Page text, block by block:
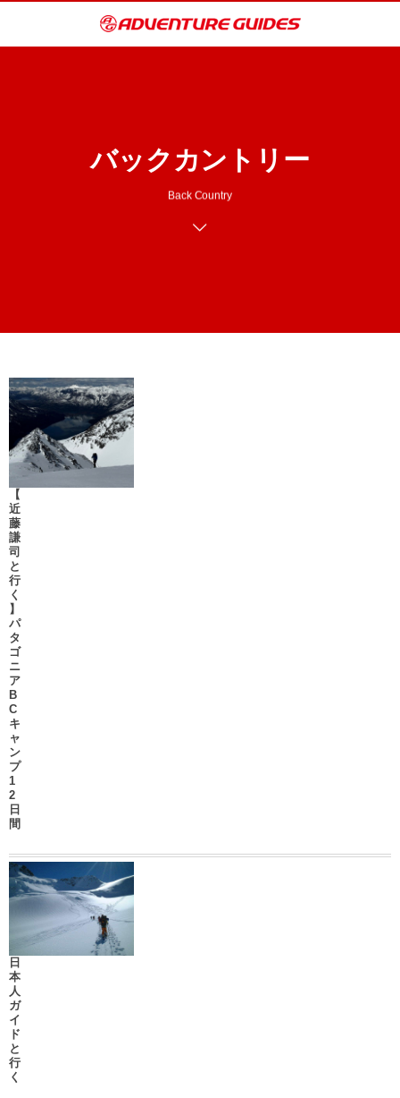
バックカントリー
Back Country
【
近
藤
謙
司
と
行
く
】
パ
タ
ゴ
ニ
ア
B
C
キ
ャ
ン
プ
1
2
日
間
日
本
人
ガ
イ
ド
と
行
く